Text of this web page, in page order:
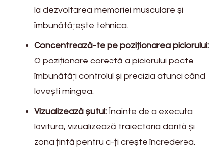
la dezvoltarea memoriei musculare și
îmbunătățește tehnica.
Concentrează-te pe poziționarea piciorului:
O poziționare corectă a piciorului poate
îmbunătăți controlul și precizia atunci când
lovești mingea.
Vizualizează șutul: Înainte de a executa
lovitura, vizualizează traiectoria dorită și
zona țintă pentru a-ți crește încrederea.